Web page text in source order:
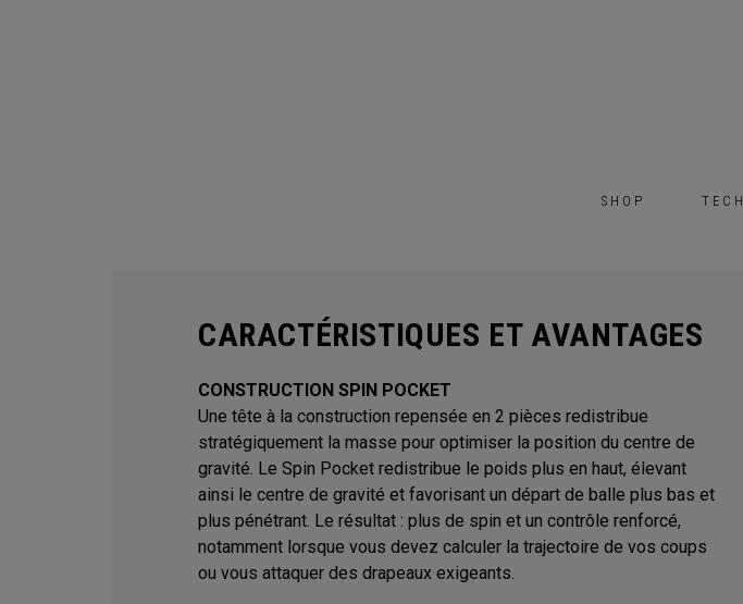
SHOP TECH
CARACTÉRISTIQUES ET AVANTAGES
CONSTRUCTION SPIN POCKET
Une tête à la construction repensée en 2 pièces redistribue
stratégiquement la masse pour optimiser la position du centre de
gravité. Le Spin Pocket redistribue le poids plus en haut, élevant
ainsi le centre de gravité et favorisant un départ de balle plus bas et
plus pénétrant. Le résultat : plus de spin et un contrôle renforcé,
notamment lorsque vous devez calculer la trajectoire de vos coups
ou vous attaquer des drapeaux exigeants.